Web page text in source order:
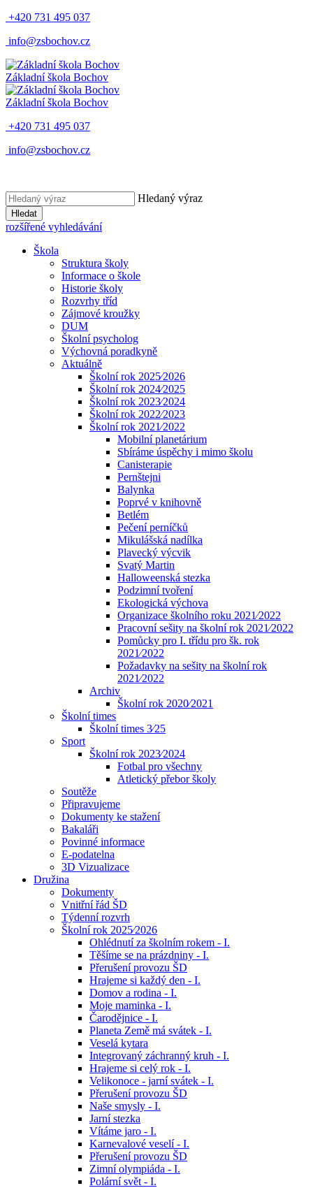
+420 731 495 037
info@zsbochov.cz
Základní škola Bochov
Základní škola Bochov
+420 731 495 037
info@zsbochov.cz
Hledaný výraz
Hledat
rozšířené vyhledávání
Škola
Struktura školy
Informace o škole
Historie školy
Rozvrhy tříd
Zájmové kroužky
DUM
Školní psycholog
Výchovná poradkyně
Aktuálně
Školní rok 2025⁄2026
Školní rok 2024⁄2025
Školní rok 2023⁄2024
Školní rok 2022⁄2023
Školní rok 2021⁄2022
Mobilní planetárium
Sbíráme úspěchy i mimo školu
Canisterapie
Pernštejni
Balynka
Poprvé v knihovně
Betlém
Pečení perníčků
Mikulášská nadílka
Plavecký výcvik
Svatý Martin
Halloweenská stezka
Podzimní tvoření
Ekologická výchova
Organizace školního roku 2021⁄2022
Pracovní sešity na školní rok 2021⁄2022
Pomůcky pro I. třídu pro šk. rok
2021⁄2022
Požadavky na sešity na školní rok
2021⁄2022
Archiv
Školní rok 2020⁄2021
Školní times
Školní times 3⁄25
Sport
Školní rok 2023⁄2024
Fotbal pro všechny
Atletický přebor školy
Soutěže
Připravujeme
Dokumenty ke stažení
Bakaláři
Povinné informace
E-podatelna
3D Vizualizace
Družina
Dokumenty
Vnitřní řád ŠD
Týdenní rozvrh
Školní rok 2025⁄2026
Ohlédnutí za školním rokem - I.
Těšíme se na prázdniny - I.
Přerušení provozu ŠD
Hrajeme si každý den - I.
Domov a rodina - I.
Moje maminka - I.
Čarodějnice - I.
Planeta Země má svátek - I.
Veselá kytara
Integrovaný záchranný kruh - I.
Hrajeme si celý rok - I.
Velikonoce - jarní svátek - I.
Přerušení provozu ŠD
Naše smysly - I.
Jarní stezka
Vítáme jaro - I.
Karnevalové veselí - I.
Přerušení provozu ŠD
Zimní olympiáda - I.
Polární svět - I.